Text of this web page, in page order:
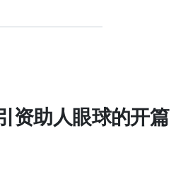
资助人眼球的开篇